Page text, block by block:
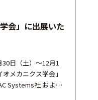
会」に出展いた
日（土）～12月1
メカニクス学会」
Systems社 および